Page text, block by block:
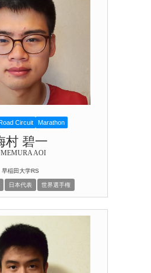
Circuit Marathon
村 碧一
AOI
早稲田大学RS
日本代表 世界選手権